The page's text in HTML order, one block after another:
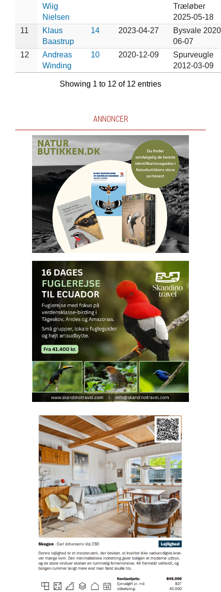
Wiig
Nielsen
Træløber
2025-05-18
11
Klaus
Baastrup
14 2023-04-27
Bysvale
06-07
12
Andreas
Winding
10 2020-12-09
Spurveugle
2012-03-09
Showing 1 to 12 of 12 entries
ANNONCER